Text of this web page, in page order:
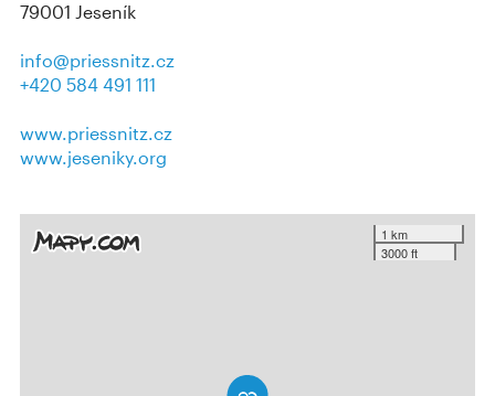
79001 Jeseník
info@priessnitz.cz
+420 584 491 111
www.priessnitz.cz
www.jeseniky.org
1 km
3000 ft